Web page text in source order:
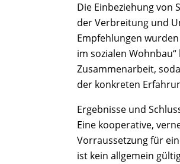
Die Einbeziehung von
der Verbreitung und
Empfehlungen
im sozialen
Zusammenarbeit,
der konkreten
Ergebnisse und
Eine kooperative,
Vorraussetzung für
ist kein allgemein